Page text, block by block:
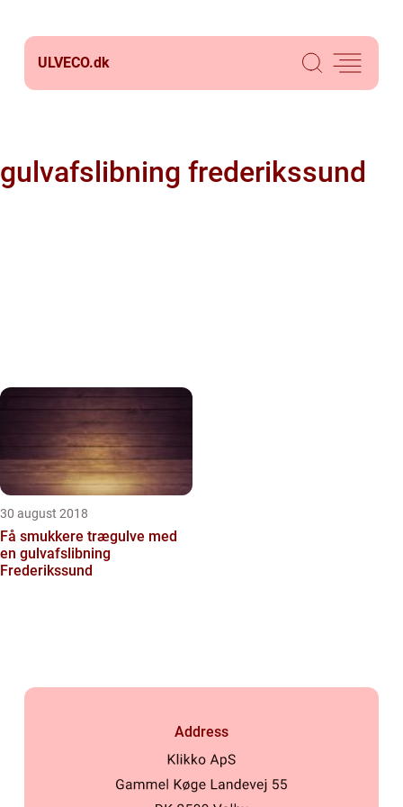
ULVECO.dk
gulvafslibning frederikssund
30 august 2018
Få smukkere trægulve med
en gulvafslibning
Frederikssund
Address